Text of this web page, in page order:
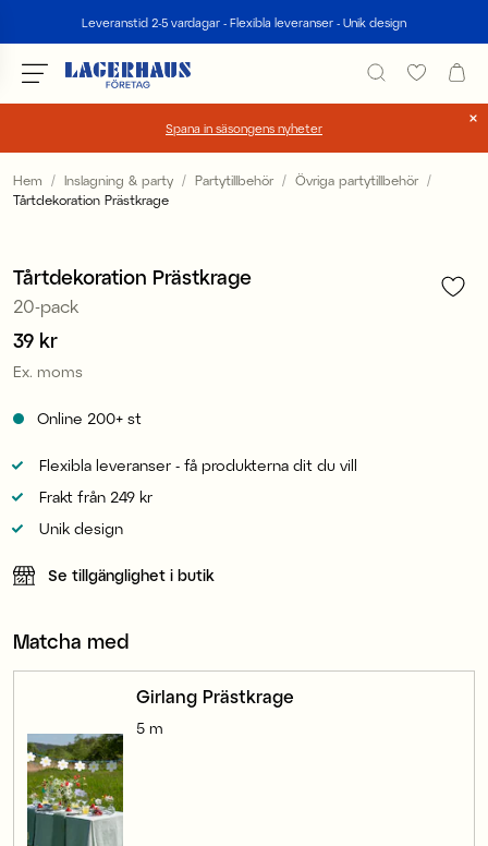
Leveranstid 2-5 vardagar - Flexibla leveranser - Unik design
Spana in säsongens nyheter
Välj språk / valuta
Hem Inslagning & party Partytillbehör
Övriga partytillbehör
Tårtdekoration Prästkrage
Tårtdekoration Prästkrage
20-pack
Pris:39 kr
39 kr
Ex. moms
Online 200+ st
Flexibla leveranser - få produkterna dit du vill
Frakt från 249 kr
Unik design
Se tillgänglighet i butik
Matcha med
Girlang Prästkrage
5 m